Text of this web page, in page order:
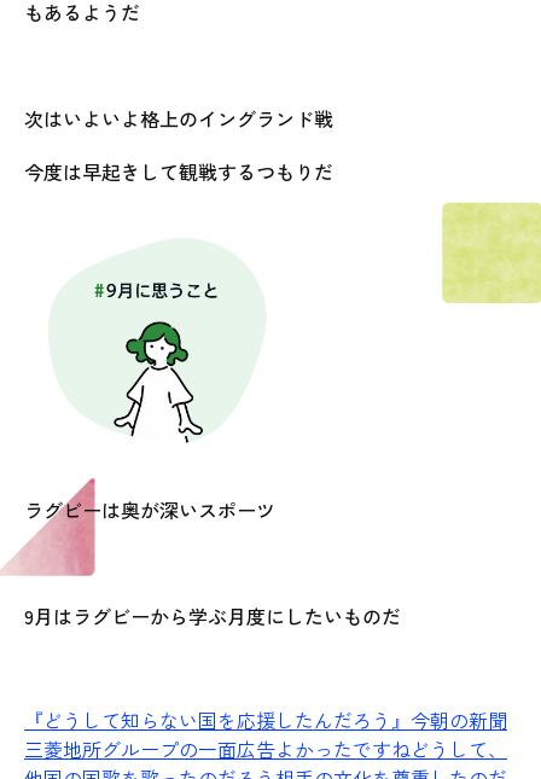
もあるようだ
次はいよいよ格上のイングランド戦
今度は早起きして観戦するつもりだ
ラグビーは奥が深いスポーツ
9月はラグビーから学ぶ月度にしたいものだ
『どうして知らない国を応援したんだろう』 今朝の新聞
三菱地所グループの一面広告よかったですねどうして、